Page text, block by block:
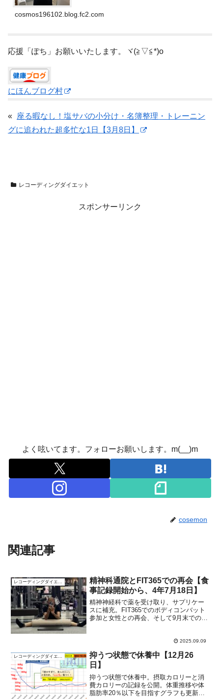
cosmos196102.blog.fc2.com
応援「ぽち」お願いいたします。ヾ(≧▽≦*)o
にほんブログ村
«
座る暇なし！塩サバの小分け・名簿整理・トレーニン
グに追われた超多忙な1日【3月8日】
レコーディングダイエット
スポンサーリンク
よく呟いてます。フォローお願いします。m(__)m
cosemon
関連記事
精神科通院とFIT365での再会【食
事記録開始から、4年7月18日】
精神神経科で薬を受け取り、サプリケー
スに補充。FIT365でのボディコンバット
参加と女性との再会、そして9月末でのス
2025.09.09
レコーディングダイエット
抑うつ状態で休養中【12月26
日】
抑うつ状態で休養中。摂取カロリーと消
費カロリーの記録を公開。体重推移や体
脂肪率20％以下を目指すグラフも更新し